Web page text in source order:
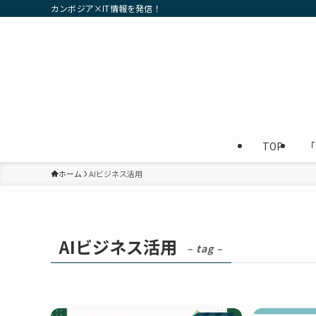
カンボジア×IT情報を発信！
TOP
ホーム AIビジネス活用
AIビジネス活用 – tag –